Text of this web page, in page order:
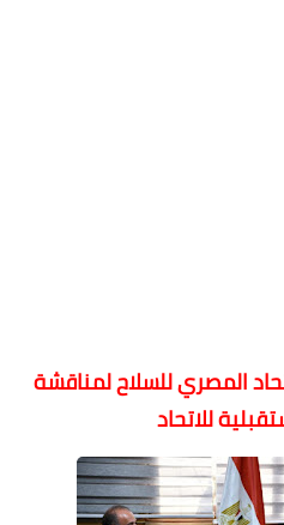
المصري للسلاح لمناقشة
للاتحاد